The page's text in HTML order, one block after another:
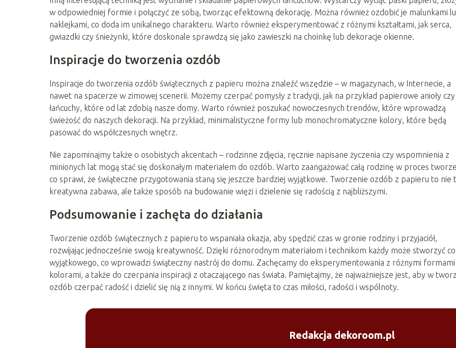
w odpowiedniej formie i połączyć ze sobą, tworząc efektowną dekorację. Można również ozdobić je malunkami
naklejkami, co doda im unikalnego charakteru. Warto również eksperymentować z różnymi kształtami, jak serca,
gwiazdki czy śnieżynki, które doskonale sprawdzą się jako zawieszki na choinkę lub dekoracje okienne.
Inspiracje do tworzenia ozdób
Inspiracje do tworzenia ozdób świątecznych z papieru można znaleźć wszędzie – w magazynach, w Internecie, a
nawet na spacerze w zimowej scenerii. Możemy czerpać pomysły z tradycji, jak na przykład papierowe anioły czy
łańcuchy, które od lat zdobią nasze domy. Warto również poszukać nowoczesnych trendów, które wprowadzą
świeżość do naszych dekoracji. Na przykład, minimalistyczne formy lub monochromatyczne kolory, które będą
pasować do współczesnych wnętrz.
Nie zapominajmy także o osobistych akcentach – rodzinne zdjęcia, ręcznie napisane życzenia czy wspomnienia z
minionych lat mogą stać się doskonałym materiałem do ozdób. Warto zaangażować całą rodzinę w proces
co sprawi, że świąteczne przygotowania staną się jeszcze bardziej wyjątkowe. Tworzenie ozdób z papieru to nie
kreatywna zabawa, ale także sposób na budowanie więzi i dzielenie się radością z najbliższymi.
Podsumowanie i zachęta do działania
Tworzenie ozdób świątecznych z papieru to wspaniała okazja, aby spędzić czas w gronie rodziny i przyjaciół,
rozwijając jednocześnie swoją kreatywność. Dzięki różnorodnym materiałom i technikom każdy może stworzyć
wyjątkowego, co wprowadzi świąteczny nastrój do domu. Zachęcamy do eksperymentowania z różnymi formami
kolorami, a także do czerpania inspiracji z otaczającego nas świata. Pamiętajmy, że najważniejsze jest, aby w
ozdób czerpać radość i dzielić się nią z innymi. W końcu święta to czas miłości, radości i wspólnoty.
Redakcja dekoroom.pl